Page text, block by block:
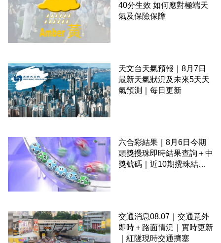
40分生效 如何應對極端天
氣及保險保障
天文台天氣預報｜8月7日
最新天氣狀況及未來5天天
氣預測｜每日更新
六合彩結果｜8月6日今期
頭獎攪珠即時結果查詢＋中
獎號碼｜近10期攪珠結果
交通消息08.07｜交通意外
即時＋路面情況｜實時更新
｜紅隧現時交通擠塞